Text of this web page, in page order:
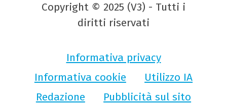
Copyright © 2025 (V3) - Tutti i
diritti riservati
Informativa privacy
Informativa cookie
Utilizzo IA
Redazione
Pubblicità sul sito